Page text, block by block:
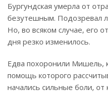
Бургундская умерла от
безутешным. Подозревал
Но, во всяком случае, его
дня резко изменилось.
Едва похоронили Мишель,
помощь которого
начались сильные боли, от